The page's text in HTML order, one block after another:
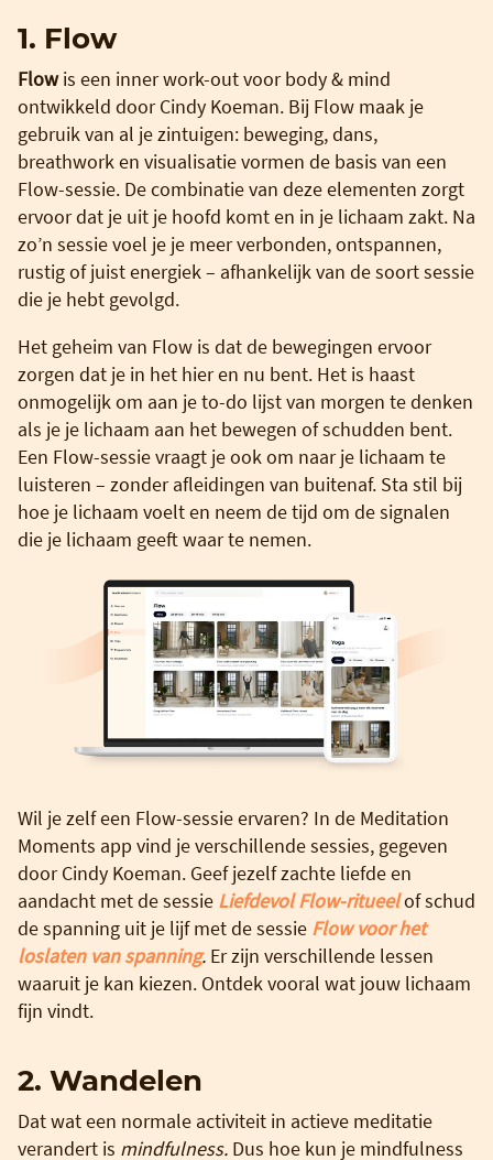
1. Flow
Flowis een inner work-out voor body & mind
ontwikkeld door Cindy Koeman. Bij Flow maak je
gebruik van al je zintuigen: beweging, dans,
breathwork en visualisatie vormen de basis van een
Flow-sessie. De combinatie van deze elementen zorgt
ervoor dat je uit je hoofd komt en in je lichaam zakt. Na
zo’n sessie voel je je meer verbonden, ontspannen,
rustig of juist energiek – afhankelijk van de soort sessie
die je hebt gevolgd.
Het geheim van Flow is dat de bewegingen ervoor
zorgen dat je in het hier en nu bent. Het is haast
onmogelijk om aan je to-do lijst van morgen te denken
als je je lichaam aan het bewegen of schudden bent.
Een Flow-sessie vraagt je ook om naar je lichaam te
luisteren – zonder afleidingen van buitenaf. Sta stil bij
hoe je lichaam voelt en neem de tijd om de signalen
die je lichaam geeft waar te nemen.
Wil je zelf een Flow-sessie ervaren? In de Meditation
Moments app vind je verschillende sessies, gegeven
door Cindy Koeman. Geef jezelf zachte liefde en
aandacht met de sessie Liefdevol Flow-ritueelof schud
de spanning uit je lijf met de sessie Flow voor het
loslaten van spanning. Er zijn verschillende lessen
waaruit je kan kiezen. Ontdek vooral wat jouw lichaam
fijn vindt.
2. Wandelen
Dat wat een normale activiteit in actieve meditatie
verandert is mindfulness. Dus hoe kun je mindfulness